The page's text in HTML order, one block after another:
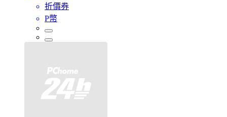
折價券
P幣